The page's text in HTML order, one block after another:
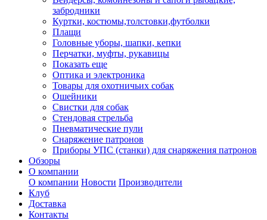
забродники
Куртки, костюмы,толстовки,футболки
Плащи
Головные уборы, шапки, кепки
Перчатки, муфты, рукавицы
Показать еще
Оптика и электроника
Товары для охотничьих собак
Ошейники
Свистки для собак
Стендовая стрельба
Пневматические пули
Снаряжение патронов
Приборы УПС (станки) для снаряжения патронов
Обзоры
О компании
О компании Новости Производители
Клуб
Доставка
Контакты